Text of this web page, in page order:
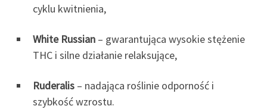
cyklu kwitnienia,
White Russian – gwarantująca wysokie stężenie
THC i silne działanie relaksujące,
Ruderalis – nadająca roślinie odporność i
szybkość wzrostu.